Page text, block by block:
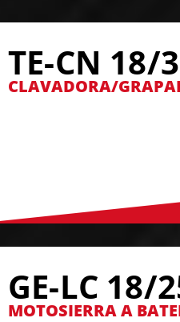
TE-CN 18/
CLAVADORA/
GE-LC 18/
MOTOSIERRA A